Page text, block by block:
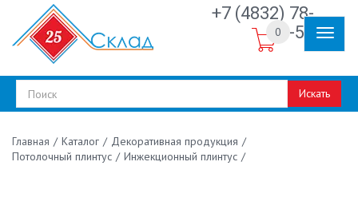
+7 (4832) 78-
30-50
Искать
0
Главная / Каталог / Декоративная продукция /
Потолочный плинтус / Инжекционный плинтус /